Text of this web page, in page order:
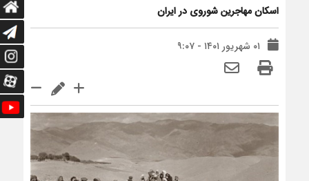
اسکان مهاجرین شوروی در ایران
۰۱ شهریور ۱۴۰۱ - ۹:۰۷